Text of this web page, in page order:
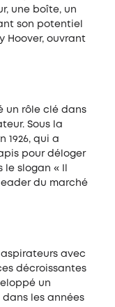
une boîte, un
son potentiel
Hoover, ouvrant
un rôle clé dans
Sous la
1926, qui a
pour déloger
slogan « Il
du marché
avec
décroissantes
un
les années